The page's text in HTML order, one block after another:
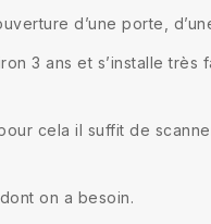
d’une porte,
3 ans et s’installe
cela il suffit de
on a besoin.